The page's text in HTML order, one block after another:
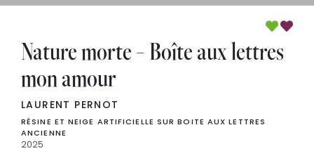
Nature morte – Boîte aux lettres
mon amour
LAURENT PERNOT
RÉSINE ET NEIGE ARTIFICIELLE SUR BOITE AUX LETTRES
ANCIENNE
2025